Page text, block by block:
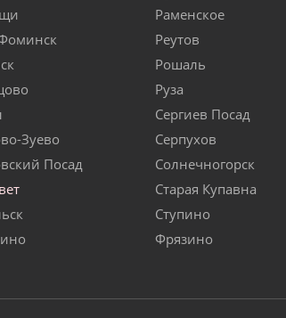
Зуево
Посад
Раменское
Реутов
Рошаль
Руза
Сергиев Посад
Серпухов
Солнечногорск
Старая Купавна
Ступино
Фрязино